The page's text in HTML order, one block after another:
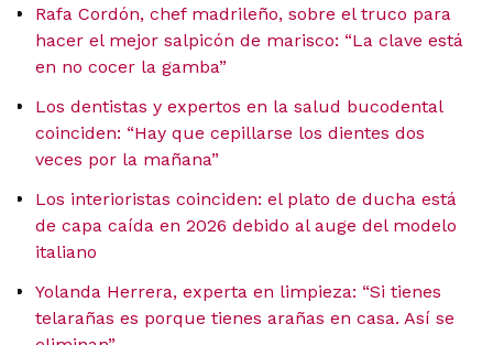
Rafa Cordón, chef madrileño, sobre el truco para
hacer el mejor salpicón de marisco: “La clave está
en no cocer la gamba”
Los dentistas y expertos en la salud bucodental
coinciden: “Hay que cepillarse los dientes dos
veces por la mañana”
Los interioristas coinciden: el plato de ducha está
de capa caída en 2026 debido al auge del modelo
italiano
Yolanda Herrera, experta en limpieza: “Si tienes
telarañas es porque tienes arañas en casa. Así se